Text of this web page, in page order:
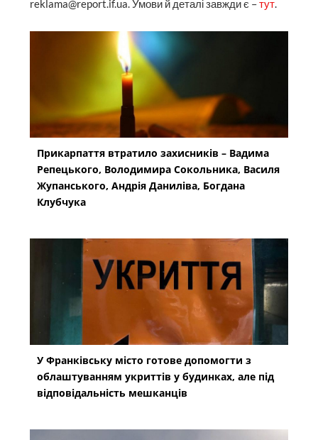
reklama@report.if.ua. Умови й деталі завжди є –тут.
Прикарпаття втратило захисників – Вадима
Репецького, Володимира Сокольника, Василя
Жупанського, Андрія Даниліва, Богдана
Клубчука
У Франківську місто готове допомогти з
облаштуванням укриттів у будинках, але під
відповідальність мешканців